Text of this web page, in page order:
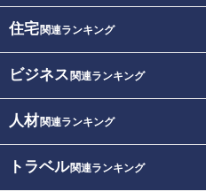
住宅関連ランキング
ビジネス 関連ランキング
人材関連ランキング
トラベル関連ランキング